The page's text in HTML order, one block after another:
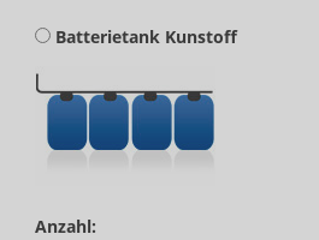
Batterietank Kunstoff
Anzahl: